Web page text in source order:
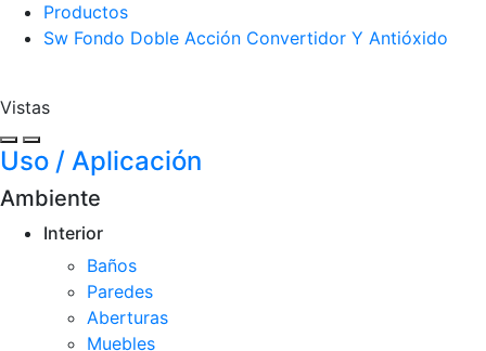
Productos
Sw Fondo Doble Acción Convertidor Y Antióxido
Vistas
Uso / Aplicación
Ambiente
Interior
Baños
Paredes
Aberturas
Muebles